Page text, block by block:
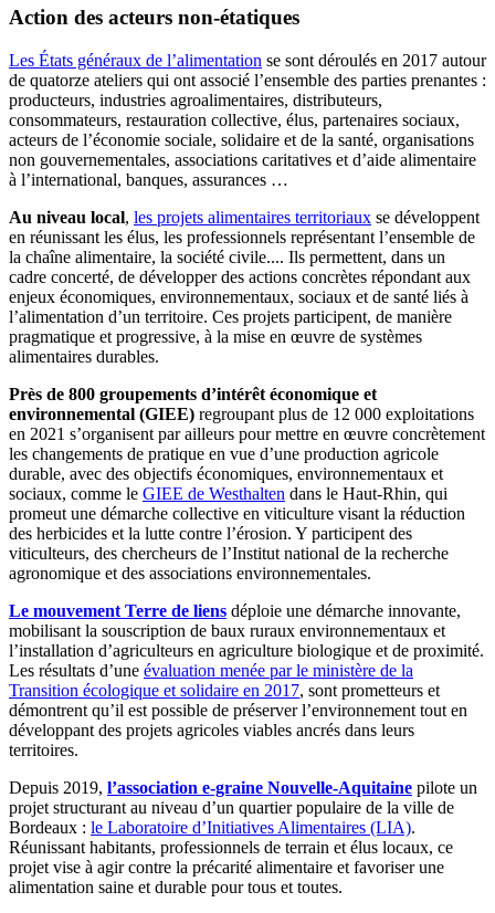
Action des acteurs non-étatiques
Les États généraux de l’alimentation se sont déroulés en 2017 autour
de quatorze ateliers qui ont associé l’ensemble des parties prenantes :
producteurs, industries agroalimentaires, distributeurs,
consommateurs, restauration collective, élus, partenaires sociaux,
acteurs de l’économie sociale, solidaire et de la santé, organisations
non gouvernementales, associations caritatives et d’aide alimentaire
à l’international, banques, assurances …
Au niveau local, les projets alimentaires territoriaux se développent
en réunissant les élus, les professionnels représentant l’ensemble de
la chaîne alimentaire, la société civile.... Ils permettent, dans un
cadre concerté, de développer des actions concrètes répondant aux
enjeux économiques, environnementaux, sociaux et de santé liés à
l’alimentation d’un territoire. Ces projets participent, de manière
pragmatique et progressive, à la mise en œuvre de systèmes
alimentaires durables.
Près de 800 groupements d’intérêt économique et
environnemental (GIEE) regroupant plus de 12 000 exploitations
en 2021 s’organisent par ailleurs pour mettre en œuvre concrètement
les changements de pratique en vue d’une production agricole
durable, avec des objectifs économiques, environnementaux et
sociaux, comme le GIEE de Westhalten dans le Haut-Rhin, qui
promeut une démarche collective en viticulture visant la réduction
des herbicides et la lutte contre l’érosion. Y participent des
viticulteurs, des chercheurs de l’Institut national de la recherche
agronomique et des associations environnementales.
Le mouvement Terre de liens déploie une démarche innovante,
mobilisant la souscription de baux ruraux environnementaux et
l’installation d’agriculteurs en agriculture biologique et de proximité.
Les résultats d’une évaluation menée par le ministère de la
Transition écologique et solidaire en 2017, sont prometteurs et
démontrent qu’il est possible de préserver l’environnement tout en
développant des projets agricoles viables ancrés dans leurs
territoires.
Depuis 2019, l’association e-graine Nouvelle-Aquitaine pilote un
projet structurant au niveau d’un quartier populaire de la ville de
Bordeaux : le Laboratoire d’Initiatives Alimentaires (LIA).
Réunissant habitants, professionnels de terrain et élus locaux, ce
projet vise à agir contre la précarité alimentaire et favoriser une
alimentation saine et durable pour tous et toutes.